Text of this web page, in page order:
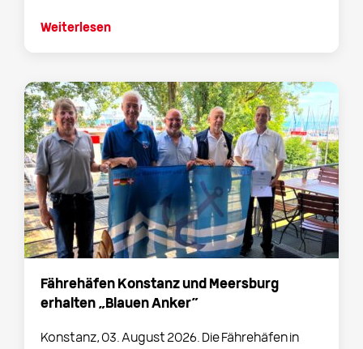
Weiterlesen
Fährehäfen Konstanz und Meersburg
erhalten „Blauen Anker“
Konstanz, 03. August 2026. Die Fährehäfen in